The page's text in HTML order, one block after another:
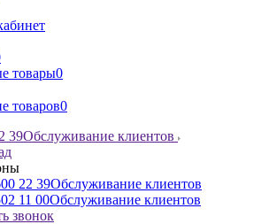
товары0
товаров0
39Обслуживание клиентов
22 39Обслуживание клиентов
11 00Обслуживание клиентов
звонок